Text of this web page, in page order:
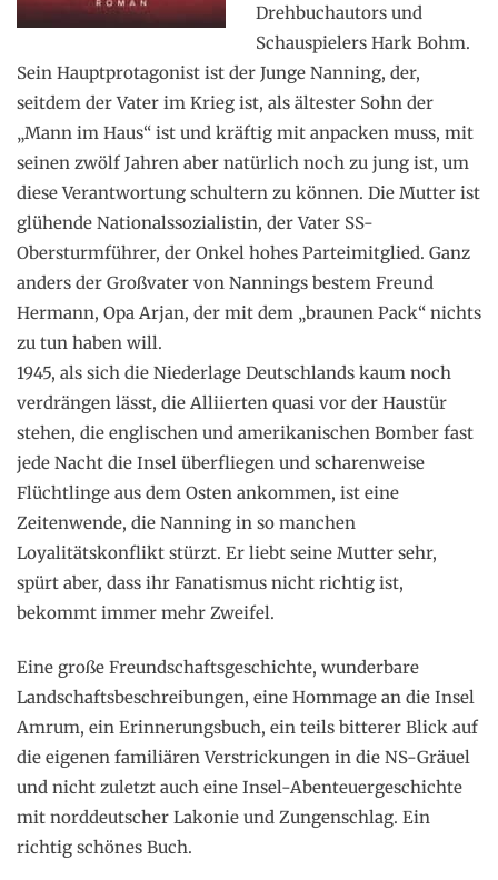
Drehbuchautors und
Schauspielers Hark Bohm.
Sein Hauptprotagonist ist der Junge Nanning, der,
seitdem der Vater im Krieg ist, als ältester Sohn der
„Mann im Haus“ ist und kräftig mit anpacken muss, mit
seinen zwölf Jahren aber natürlich noch zu jung ist, um
diese Verantwortung schultern zu können. Die Mutter ist
glühende Nationalssozialistin, der Vater SS-
Obersturmführer, der Onkel hohes Parteimitglied. Ganz
anders der Großvater von Nannings bestem Freund
Hermann, Opa Arjan, der mit dem „braunen Pack“ nichts
zu tun haben will.
1945, als sich die Niederlage Deutschlands kaum noch
verdrängen lässt, die Alliierten quasi vor der Haustür
stehen, die englischen und amerikanischen Bomber fast
jede Nacht die Insel überfliegen und scharenweise
Flüchtlinge aus dem Osten ankommen, ist eine
Zeitenwende, die Nanning in so manchen
Loyalitätskonflikt stürzt. Er liebt seine Mutter sehr,
spürt aber, dass ihr Fanatismus nicht richtig ist,
bekommt immer mehr Zweifel.
Eine große Freundschaftsgeschichte, wunderbare
Landschaftsbeschreibungen, eine Hommage an die Insel
Amrum, ein Erinnerungsbuch, ein teils bitterer Blick auf
die eigenen familiären Verstrickungen in die NS-Gräuel
und nicht zuletzt auch eine Insel-Abenteuergeschichte
mit norddeutscher Lakonie und Zungenschlag. Ein
richtig schönes Buch.